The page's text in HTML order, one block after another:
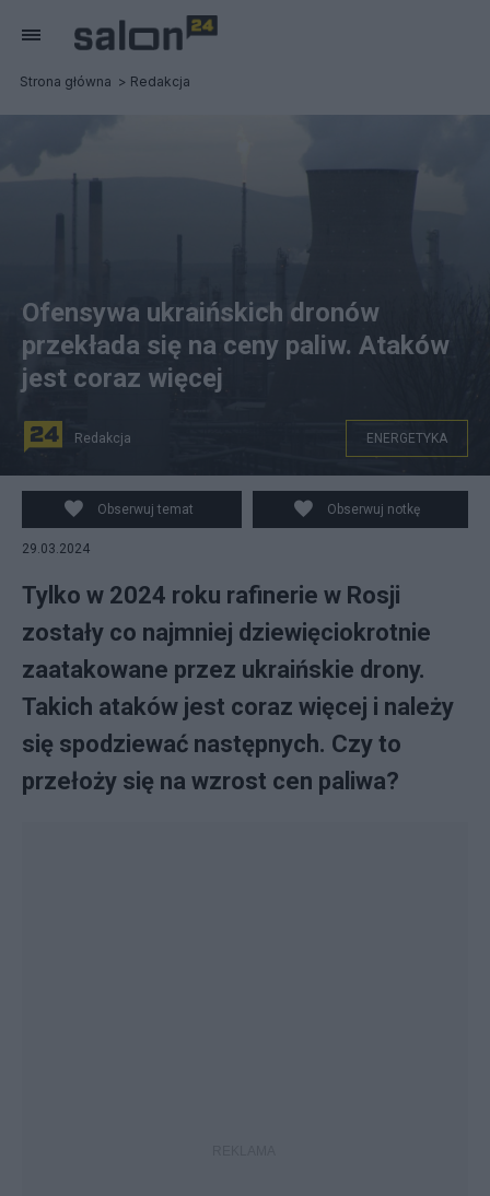
Strona główna Redakcja
na zdjęciu: rafineria ropy naftowej. fot. John, CC BY-SA
3.0, Wikimedia Commons
Ofensywa ukraińskich dronów
przekłada się na ceny paliw. Ataków
jest coraz więcej
Redakcja ENERGETYKA
Obserwuj temat Obserwuj notkę
29.03.2024
Tylko w 2024 roku rafinerie w Rosji
zostały co najmniej dziewięciokrotnie
zaatakowane przez ukraińskie drony.
Takich ataków jest coraz więcej i należy
się spodziewać następnych. Czy to
przełoży się na wzrost cen paliwa?